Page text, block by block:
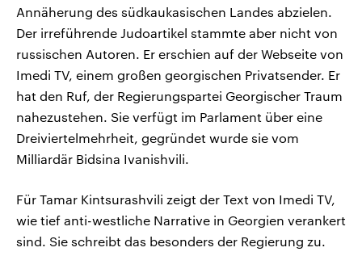
Annäherung des südkaukasischen Landes abzielen.
Der irreführende Judoartikel stammte aber nicht von
russischen Autoren. Er erschien auf der Webseite von
Imedi TV, einem großen georgischen Privatsender. Er
hat den Ruf, der Regierungspartei Georgischer Traum
nahezustehen. Sie verfügt im Parlament über eine
Dreiviertelmehrheit, gegründet wurde sie vom
Milliardär Bidsina Ivanishvili.
Für Tamar Kintsurashvili zeigt der Text von Imedi TV,
wie tief anti-westliche Narrative in Georgien verankert
sind. Sie schreibt das besonders der Regierung zu.